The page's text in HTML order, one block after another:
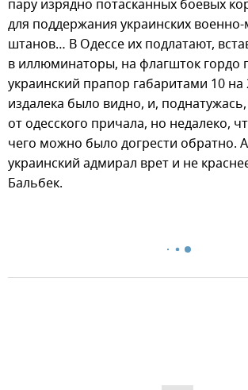
пару изрядно потасканных боевых
для поддержания украинских
штанов… В Одессе их подлатают,
в иллюминаторы, на флагшток гордо
украинский прапор габаритами 10
издалека было видно, и,
от одесского причала, но недалеко,
чего можно было догрести обратно. А
украинский адмирал врет и не
Бальбек.